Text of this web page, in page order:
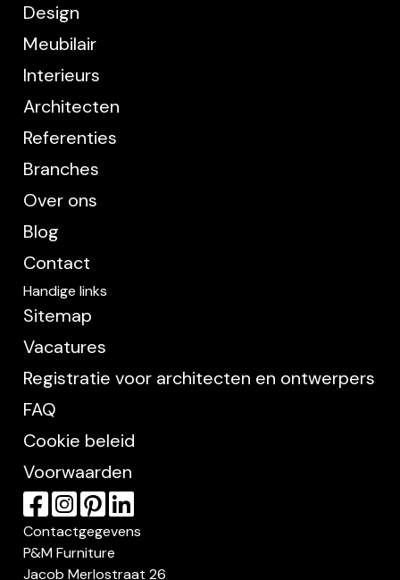
Design
Meubilair
Interieurs
Architecten
Referenties
Branches
Over ons
Blog
Contact
Handige links
Sitemap
Vacatures
Registratie voor architecten en ontwerpers
FAQ
Cookie beleid
Voorwaarden
Contactgegevens
P&M Furniture
Jacob Merlostraat 26